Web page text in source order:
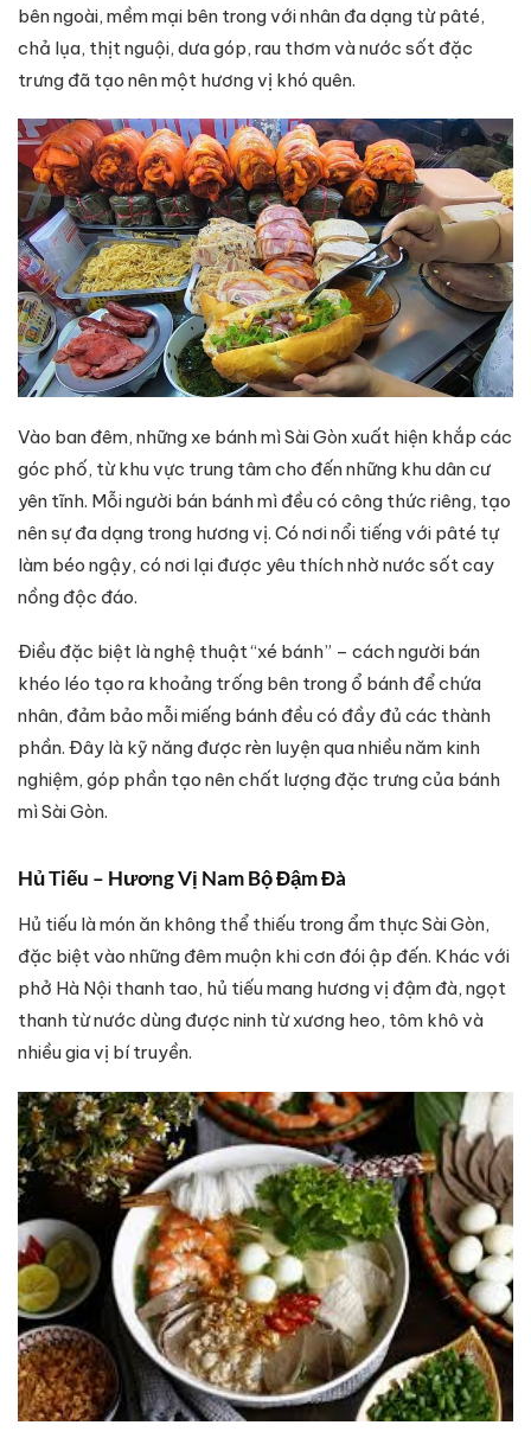
bên ngoài, mềm mại bên trong với nhân đa dạng từ pâté,
chả lụa, thịt nguội, dưa góp, rau thơm và nước sốt đặc
trưng đã tạo nên một hương vị khó quên.
Vào ban đêm, những xe bánh mì Sài Gòn xuất hiện khắp các
góc phố, từ khu vực trung tâm cho đến những khu dân cư
yên tĩnh. Mỗi người bán bánh mì đều có công thức riêng, tạo
nên sự đa dạng trong hương vị. Có nơi nổi tiếng với pâté tự
làm béo ngậy, có nơi lại được yêu thích nhờ nước sốt cay
nồng độc đáo.
Điều đặc biệt là nghệ thuật “xé bánh” – cách người bán
khéo léo tạo ra khoảng trống bên trong ổ bánh để chứa
nhân, đảm bảo mỗi miếng bánh đều có đầy đủ các thành
phần. Đây là kỹ năng được rèn luyện qua nhiều năm kinh
nghiệm, góp phần tạo nên chất lượng đặc trưng của bánh
mì Sài Gòn.
Hủ Tiếu – Hương Vị Nam Bộ Đậm Đà
Hủ tiếu là món ăn không thể thiếu trong ẩm thực Sài Gòn,
đặc biệt vào những đêm muộn khi cơn đói ập đến. Khác với
phở Hà Nội thanh tao, hủ tiếu mang hương vị đậm đà, ngọt
thanh từ nước dùng được ninh từ xương heo, tôm khô và
nhiều gia vị bí truyền.